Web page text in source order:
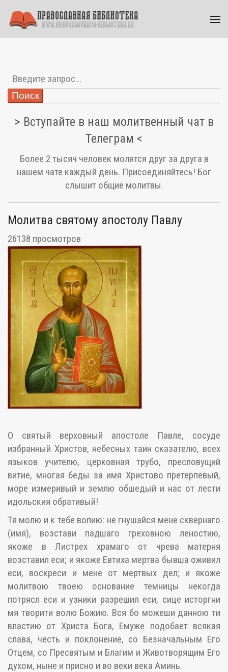
Поиск
> Вступайте в наш молитвенный чат в
Телеграм <
Более 2 тысяч человек молятся друг за друга в
нашем чате каждый день. Присоединяйтесь! Бог
слышит общие молитвы.
Молитва святому апостолу Павлу
26138 просмотров
О святый верховный апостоле Павле, сосуде
избранный Христов, небесных таин сказателю, всех
языков учителю, церковная трубо, пресловущий
витие, многая беды за имя Христово претерпевый,
море измеривый и землю обшедый и нас от лести
идольския обративый!
Тя молю и к тебе вопию: не гнушайся мене сквернаго
(имя), возстави падшаго греховною леностию,
якоже в Листрех храмаго от чрева матерня
возставил еси; и якоже Евтиха мертва бывша оживил
еси, воскреси и мене от мертвых дел; и якоже
молитвою твоею основание темницы некогда
потрясл еси и узники разрешил еси, сице исторгни
мя творити волю Божию. Вся бо можеши данною ти
властию от Христа Бога, Емуже подобает всякая
слава, честь и поклонение, со Безначальным Его
Отцем, со Пресвятым и Благим и Животворящим Его
духом, ныне и присно и во веки века Аминь.